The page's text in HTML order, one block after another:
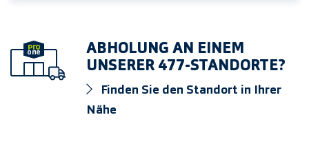
ABHOLUNG AN EINEM
UNSERER 477-STANDORTE?
Finden Sie den Standort in Ihrer
Nähe